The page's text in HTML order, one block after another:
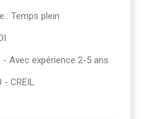
: Temps plein
- Avec expérience 2-5 ans
- CREIL